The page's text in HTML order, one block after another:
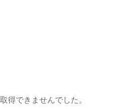
得できませんでした。